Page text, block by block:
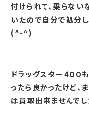
付けられて、乗らな
いたので自分で処分
(^-^)
ドラッグスター４０
ったら良かったけど、
は買取出来ませんで